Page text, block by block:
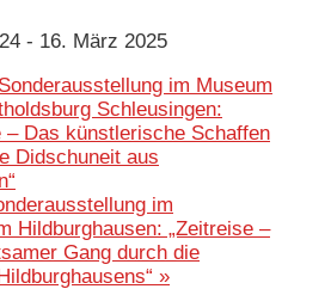
- 16. März 2025
im Museum
Schleusingen:
– Das künstlerische Schaffen
Didschuneit aus
im
Hildburghausen: „Zeitreise –
Gang durch die
»